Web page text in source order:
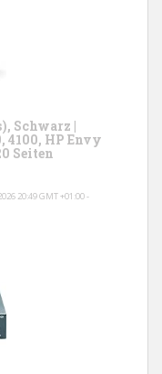
Schwarz |
4100, HP Envy
Seiten
20:49 GMT +01:00 -